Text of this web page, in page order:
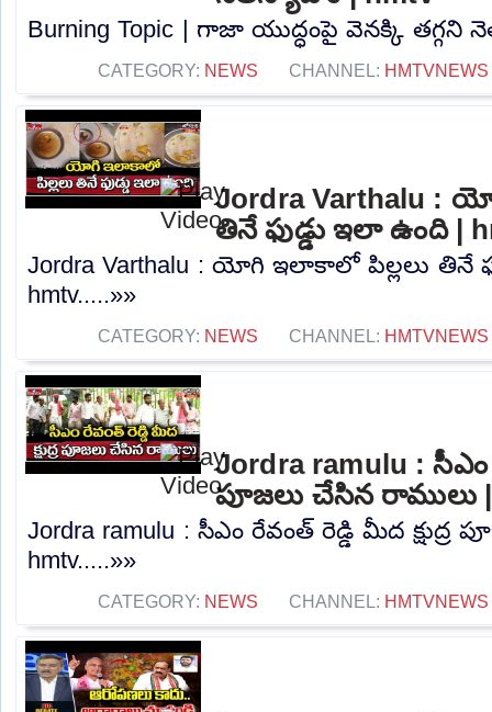
Burning Topic | గాజా యుద్ధంపై వెనక్కి తగ్గని
CATEGORY: NEWS CHANNEL: HMTVNEWS
Jordra Varthalu :
తినే ఫుడ్డు ఇలా ఉంది |
Jordra Varthalu : యోగి ఇలాకాలో పిల్లలు తినే
hmtv.....»»
CATEGORY: NEWS CHANNEL: HMTVNEWS
Jordra ramulu : సీఎం
పూజలు చేసిన రాములు
Jordra ramulu : సీఎం రేవంత్ రెడ్డి మీద క్షుద్ర
hmtv.....»»
CATEGORY: NEWS CHANNEL: HMTVNEWS